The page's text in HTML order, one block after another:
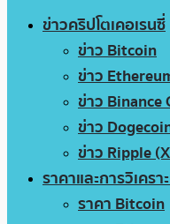
ข่าวคริปโตเคอเรนซี่
ข่าว Bitcoin
ข่าว
ข่าว Binance
ข่าว
ข่าว Ripple
ราคาและการวิเครา
ราคา Bitcoin